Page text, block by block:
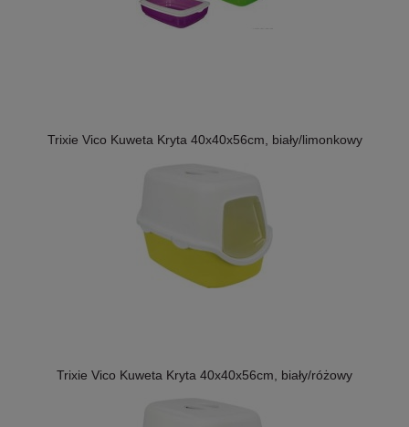
Trixie Vico Kuweta Kryta 40x40x56cm, biały/limonkowy
Trixie Vico Kuweta Kryta 40x40x56cm, biały/różowy